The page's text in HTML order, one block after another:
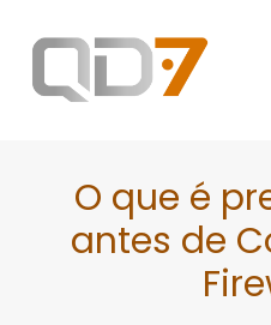
O que é
antes de